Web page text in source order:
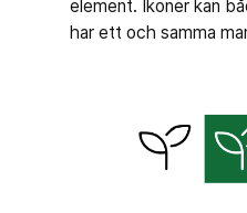
element. Ikoner kan
har ett och samma